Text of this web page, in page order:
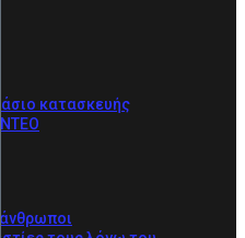
κατασκευής